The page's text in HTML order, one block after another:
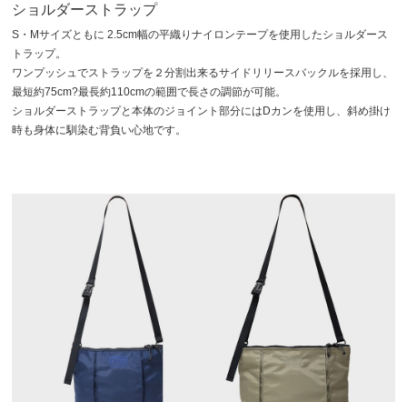
ショルダーストラップ
S・Mサイズともに 2.5cm幅の平織りナイロンテープを使用したショルダース
トラップ。
ワンプッシュでストラップを２分割出来るサイドリリースバックルを採用し、
最短約75cm?最長約110cmの範囲で長さの調節が可能。
ショルダーストラップと本体のジョイント部分にはDカンを使用し、斜め掛け
時も身体に馴染む背負い心地です。